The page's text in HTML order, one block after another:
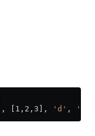
, [1,2,3], 'd' ,